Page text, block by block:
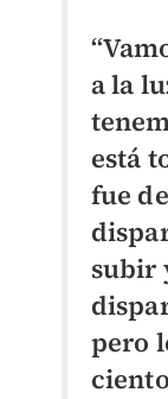
a la
está
fue
subir
pero